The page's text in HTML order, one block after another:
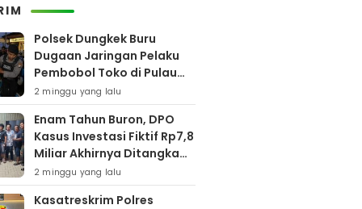
Polsek Dungkek Buru
Dugaan Jaringan Pelaku
Pembobol Toko di Pulau
Gili Iyang
2 minggu yang lalu
Enam Tahun Buron, DPO
Kasus Investasi Fiktif Rp7,8
Miliar Akhirnya Ditangkap
Polres Pamekasan
2 minggu yang lalu
Kasatreskrim Polres